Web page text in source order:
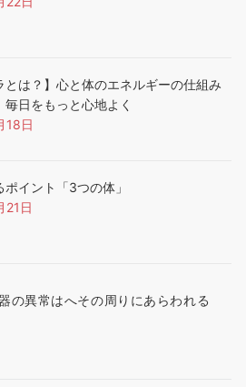
とは？】心と体のエネルギーの仕組み
毎日をもっと心地よく
18日
イント「3つの体」
21日
の異常はへその周りにあらわれる